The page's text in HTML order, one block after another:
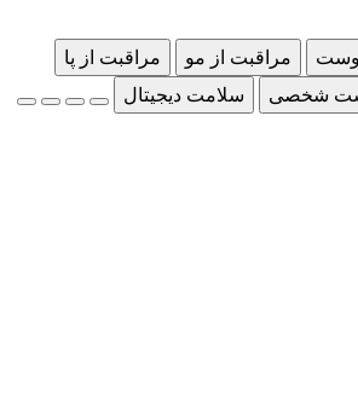
مراقبت از مو
مراقبت از پا
شخصی
سلامت دیجیتال